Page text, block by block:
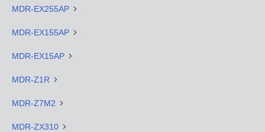
MDR-EX255AP
MDR-EX155AP
MDR-EX15AP
MDR-Z1R
MDR-Z7M2
MDR-ZX310